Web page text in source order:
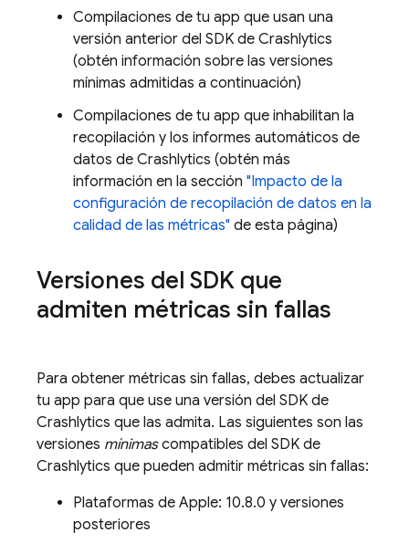
Compilaciones de tu app que usan una
versión anterior del SDK de Crashlytics
(obtén información sobre las versiones
mínimas admitidas a continuación)
Compilaciones de tu app que inhabilitan la
recopilación y los informes automáticos de
datos de Crashlytics (obtén más
información en la sección "Impacto de la
configuración de recopilación de datos en la
calidad de las métricas" de esta página)
Versiones del SDK que
admiten métricas sin fallas
Para obtener métricas sin fallas, debes actualizar
tu app para que use una versión del SDK de
Crashlytics que las admita. Las siguientes son las
versiones mínimascompatibles del SDK de
Crashlytics que pueden admitir métricas sin fallas:
Plataformas de Apple: 10.8.0 y versiones
posteriores